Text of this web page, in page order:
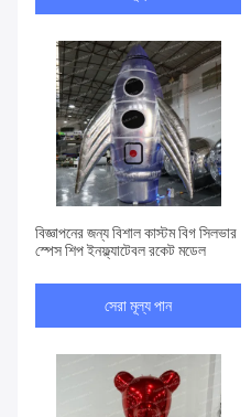
বিজ্ঞাপনের জন্য বিশাল কাস্টম বিগ সিলভার
স্পেস শিপ ইনফ্ল্যাটেবল রকেট মডেল
সেরা মূল্য পান